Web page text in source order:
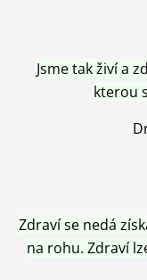
Jsme tak živí a
kterou
Zdraví se nedá
na rohu. Zdraví